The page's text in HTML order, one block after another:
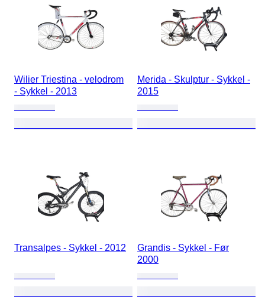
Wilier Triestina - velodrom
- Sykkel - 2013
Merida - Skulptur - Sykkel -
2015
Transalpes - Sykkel - 2012
Grandis - Sykkel - Før
2000